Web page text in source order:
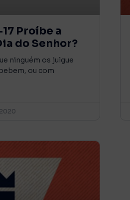
Proíbe a
do Senhor?
ninguém os julgue
ou com